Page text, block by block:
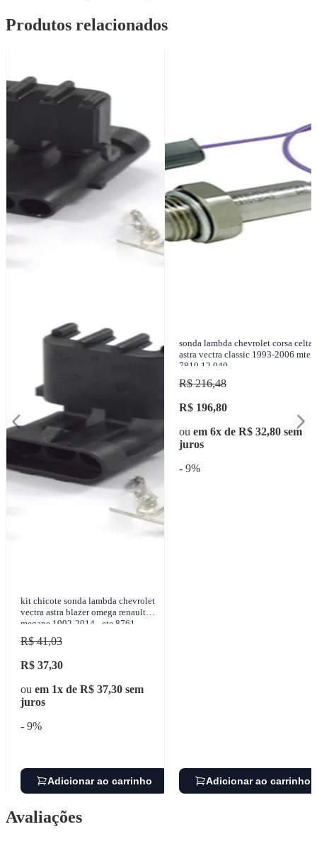
Produtos relacionados
kit chicote sonda lambda chevrolet
vectra astra blazer omega renault
megane 1992-2014 - ete 8761
R$ 41,03
R$ 37,30
ou em 1x de R$ 37,30 sem
juros
- 9%
Adicionar ao carrinho
sonda lambda chevrolet corsa celta
astra vectra classic 1993-2006 mte -
7810.12.040
R$ 216,48
R$ 196,80
ou em 6x de R$ 32,80 sem
juros
- 9%
Adicionar ao carrinho
Avaliações